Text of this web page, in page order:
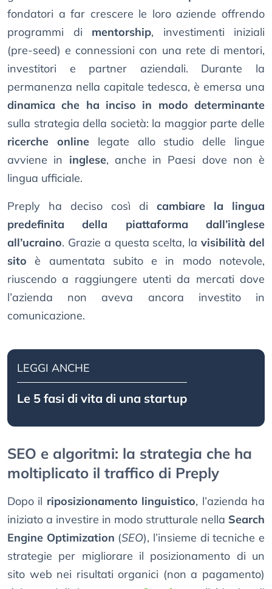
fondatori a far crescere le loro aziende offrendo
programmi di mentorship, investimenti iniziali
(pre-seed) e connessioni con una rete di mentori,
investitori e partner aziendali. Durante la
permanenza nella capitale tedesca, è emersa una
dinamica che ha inciso in modo determinante
sulla strategia della società: la maggior parte delle
ricerche onlinelegate allo studio delle lingue
avviene in inglese, anche in Paesi dove non è
lingua ufficiale.
Preply ha deciso così di cambiare la lingua
predefinita della piattaforma dall’inglese
all’ucraino. Grazie a questa scelta, lavisibilità del
sito è aumentata subito e in modo notevole,
riuscendo a raggiungere utenti da mercati dove
l’azienda non aveva ancora investito in
comunicazione.
LEGGI ANCHE
Le 5 fasi di vita di una startup
SEO e algoritmi: la strategia che ha
moltiplicato il traffico di Preply
Dopo il riposizionamento linguistico, l’azienda ha
iniziato a investire in modo strutturale nella Search
Engine Optimization (SEO), l’insieme di tecniche e
strategie per migliorare il posizionamento di un
sito web nei risultati organici (non a pagamento)